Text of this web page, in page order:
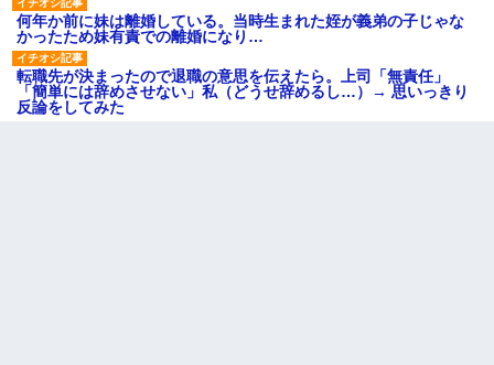
何年か前に妹は離婚している。当時生まれた姪が義弟の子じゃな
かったため妹有責での離婚になり…
転職先が決まったので退職の意思を伝えたら。上司「無責任」
「簡単には辞めさせない」私（どうせ辞めるし…）→ 思いっきり
反論をしてみた